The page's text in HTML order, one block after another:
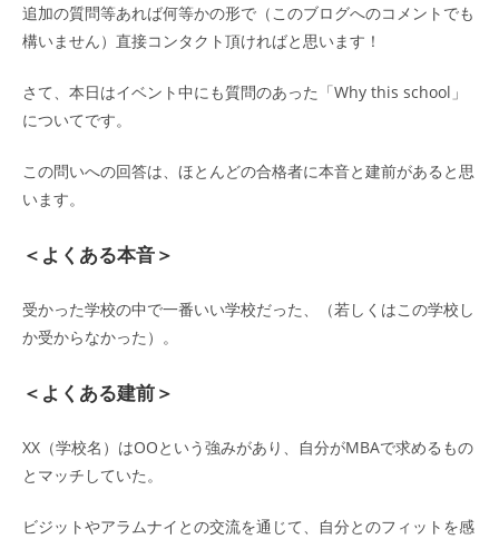
追加の質問等あれば何等かの形で（このブログへのコメントでも
構いません）直接コンタクト頂ければと思います！
さて、本日はイベント中にも質問のあった「Why this school」
についてです。
この問いへの回答は、ほとんどの合格者に本音と建前があると思
います。
＜よくある本音＞
受かった学校の中で一番いい学校だった、（若しくはこの学校し
か受からなかった）。
＜よくある建前＞
XX（学校名）はOOという強みがあり、自分がMBAで求めるもの
とマッチしていた。
ビジットやアラムナイとの交流を通じて、自分とのフィットを感